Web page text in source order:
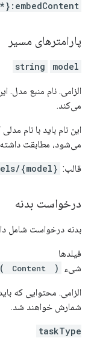
پارامترهای مسیر
string model
الزامی. نام منبع مدل.
می‌کند.
این نام باید با نام
می‌شود، مطابقت
قالب: {model}
درخواست بدنه
بدنه درخواست شامل
فیلدها
شیء
Content )
الزامی. محتوایی که
شمارش خواهند شد.
taskType